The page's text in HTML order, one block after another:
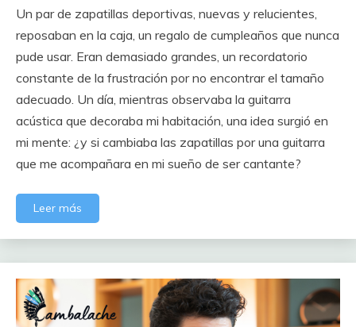
Un par de zapatillas deportivas, nuevas y relucientes,
reposaban en la caja, un regalo de cumpleaños que nunca
pude usar. Eran demasiado grandes, un recordatorio
constante de la frustración por no encontrar el tamaño
adecuado. Un día, mientras observaba la guitarra
acústica que decoraba mi habitación, una idea surgió en
mi mente: ¿y si cambiaba las zapatillas por una guitarra
que me acompañara en mi sueño de ser cantante?
Leer más